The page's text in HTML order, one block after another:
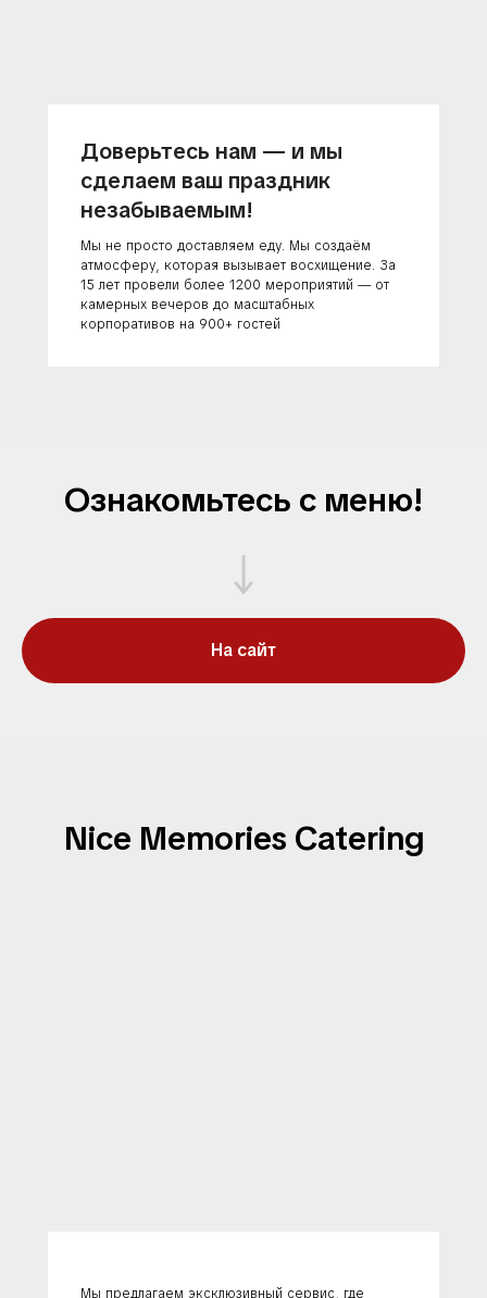
Доверьтесь нам — и мы
сделаем ваш праздник
незабываемым!
Мы не просто доставляем еду. Мы создаём
атмосферу, которая вызывает восхищение. За
15 лет провели более 1200 мероприятий — от
камерных вечеров до масштабных
корпоративов на 900+ гостей
Ознакомьтесь с меню!
На сайт
Nice Memories Сatering
Мы предлагаем эксклюзивный сервис, где